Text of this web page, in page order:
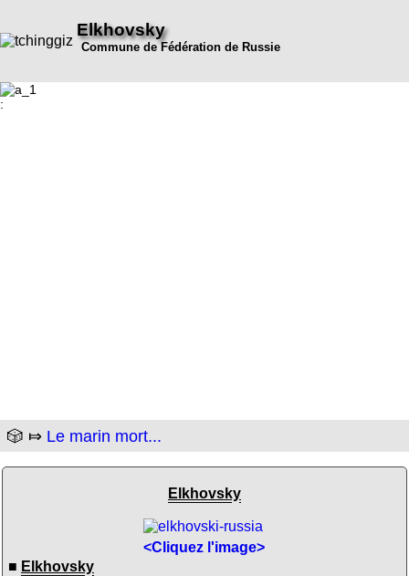
Elkhovsky
Commune de Fédération de Russie
:
🎲 ⤇ Le marin mort...
Elkhovsky
<Cliquez l'image>
■ Elkhovsky